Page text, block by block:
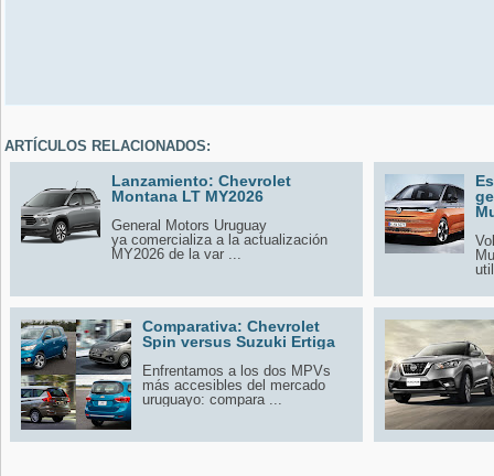
ARTÍCULOS RELACIONADOS:
Lanzamiento: Chevrolet
Montana LT MY2026
General Motors Uruguay
ya comercializa a la actualización
MY2026 de la var ...
Comparativa: Chevrolet
Spin versus Suzuki Ertiga
Enfrentamos a los dos MPVs
más accesibles del mercado
uruguayo: compara ...